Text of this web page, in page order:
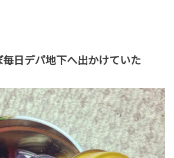
毎日デパ地下へ出かけていた